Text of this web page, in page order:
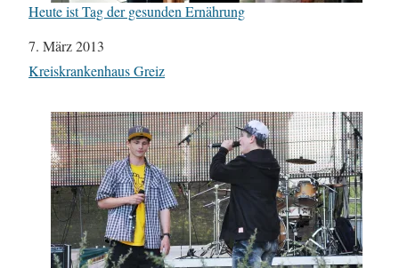
Heute ist Tag der gesunden Ernährung
Datum
7. März 2013
In Bezug auf
Kreiskrankenhaus Greiz